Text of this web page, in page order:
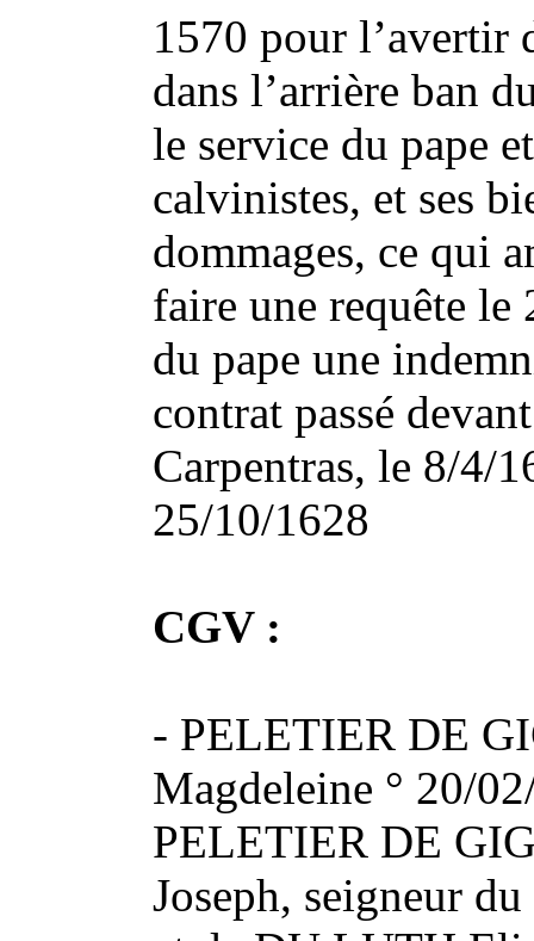
1570 pour l’avertir
dans l’arrière ban
le service du pape
calvinistes, et ses
dommages, ce qui
faire une requête
du pape une
contrat passé
Carpentras, le 8/4/
25/10/1628
CGV :
- PELETIER DE
Magdeleine ° 20/
PELETIER DE
Joseph, seigneur